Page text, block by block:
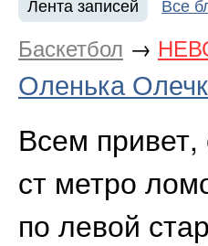
Баскетбол →
Оленька
Всем
ст метро
по левой